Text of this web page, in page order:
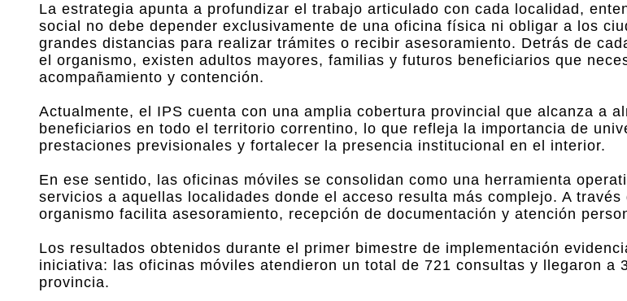
La estrategia apunta a profundizar el trabajo articulado con cada localidad,
social no debe depender exclusivamente de una oficina física ni obligar a los
grandes distancias para realizar trámites o recibir asesoramiento. Detrás de
el organismo, existen adultos mayores, familias y futuros beneficiarios que
acompañamiento y contención.
Actualmente, el IPS cuenta con una amplia cobertura provincial que alcanza a
beneficiarios en todo el territorio correntino, lo que refleja la importancia de
prestaciones previsionales y fortalecer la presencia institucional en el interior.
En ese sentido, las oficinas móviles se consolidan como una herramienta
servicios a aquellas localidades donde el acceso resulta más complejo. A través
organismo facilita asesoramiento, recepción de documentación y atención
Los resultados obtenidos durante el primer bimestre de implementación
iniciativa: las oficinas móviles atendieron un total de 721 consultas y llegaron a
provincia.